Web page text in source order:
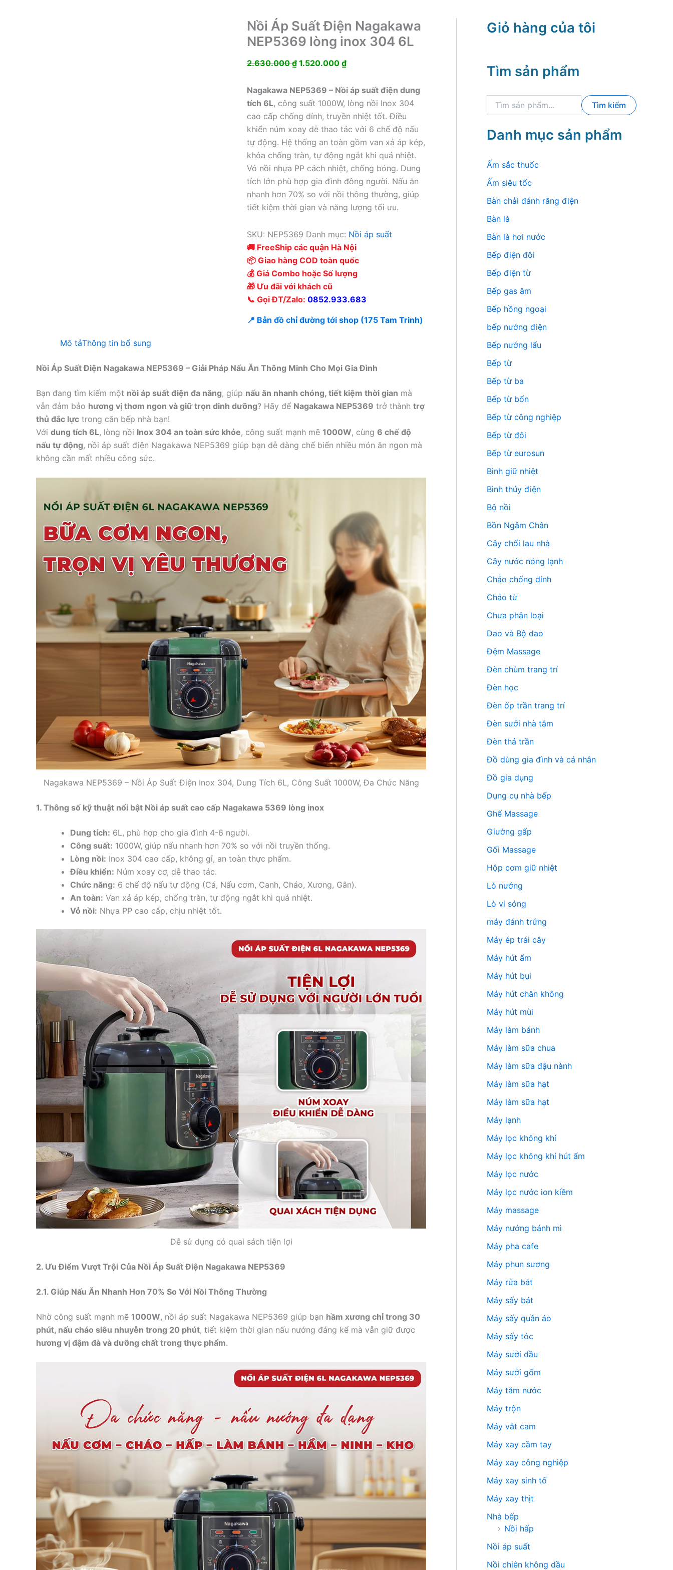
Nồi Áp Suất Điện Nagakawa
NEP5369 lòng inox 304 6L
2.630.000₫ Giá
là:
2.630.000 ₫.
1.520.000 ₫Giá
tại
là:
1.520.000 ₫.
Nagakawa NEP5369 – Nồi áp suất điện dung
tích 6L, công suất 1000W, lòng nồi Inox 304
cao cấp chống dính, truyền nhiệt tốt. Điều
khiển núm xoay dễ thao tác với 6 chế độ nấu
tự động. Hệ thống an toàn gồm van xả áp kép,
khóa chống tràn, tự động ngắt khi quá nhiệt.
Vỏ nồi nhựa PP cách nhiệt, chống bỏng. Dung
tích lớn phù hợp gia đình đông người. Nấu ăn
nhanh hơn 70% so với nồi thông thường, giúp
tiết kiệm thời gian và năng lượng tối ưu.
SKU: NEP5369 Danh mục: Nồi áp suất
🚚 FreeShip các quận Hà Nội
📦 Giao hàng COD toàn quốc
💰 Giá Combo hoặc Số lượng
🎁 Ưu đãi với khách cũ
📞 Gọi ĐT/Zalo: 0852.933.683
📍 Bản đồ chỉ đường tới shop (175 Tam Trinh)
Mô tảThông tin bổ sung
Nồi Áp Suất Điện Nagakawa NEP5369 – Giải Pháp Nấu Ăn Thông Minh Cho Mọi Gia Đình
Bạn đang tìm kiếm một nồi áp suất điện đa năng, giúp nấu ăn nhanh chóng, tiết kiệm thời gian mà
vẫn đảm bảo hương vị thơm ngon và giữ trọn dinh dưỡng? Hãy để Nagakawa NEP5369 trở thành trợ
thủ đắc lực trong căn bếp nhà bạn!
Với dung tích 6L, lòng nồi Inox 304 an toàn sức khỏe, công suất mạnh mẽ 1000W, cùng 6 chế độ
nấu tự động, nồi áp suất điện Nagakawa NEP5369 giúp bạn dễ dàng chế biến nhiều món ăn ngon mà
không cần mất nhiều công sức.
Nagakawa NEP5369 – Nồi Áp Suất Điện Inox 304, Dung Tích 6L, Công Suất 1000W, Đa Chức Năng
1. Thông số kỹ thuật nổi bật Nồi áp suất cao cấp Nagakawa 5369 lòng inox
Dung tích: 6L, phù hợp cho gia đình 4-6 người.
Công suất: 1000W, giúp nấu nhanh hơn 70% so với nồi truyền thống.
Lòng nồi: Inox 304 cao cấp, không gỉ, an toàn thực phẩm.
Điều khiển: Núm xoay cơ, dễ thao tác.
Chức năng: 6 chế độ nấu tự động (Cá, Nấu cơm, Canh, Cháo, Xương, Gân).
An toàn: Van xả áp kép, chống tràn, tự động ngắt khi quá nhiệt.
Vỏ nồi: Nhựa PP cao cấp, chịu nhiệt tốt.
Dễ sử dụng có quai sách tiện lợi
2. Ưu Điểm Vượt Trội Của Nồi Áp Suất Điện Nagakawa NEP5369
2.1. Giúp Nấu Ăn Nhanh Hơn 70% So Với Nồi Thông Thường
Nhờ công suất mạnh mẽ 1000W, nồi áp suất Nagakawa NEP5369 giúp bạn hầm xương chỉ trong 30
phút, nấu cháo siêu nhuyễn trong 20 phút, tiết kiệm thời gian nấu nướng đáng kể mà vẫn giữ được
hương vị đậm đà và dưỡng chất trong thực phẩm.
Giỏ hàng của tôi
Tìm sản phẩm
k
m
:
Tìm kiếm
Danh mục sản phẩm
Ấm sắc thuốc
Ấm siêu tốc
Bàn chải đánh răng điện
Bàn là
Bàn là hơi nước
Bếp điện đôi
Bếp điện từ
Bếp gas âm
Bếp hồng ngoại
bếp nướng điện
Bếp nướng lẩu
Bếp từ
Bếp từ ba
Bếp từ bốn
Bếp từ công nghiệp
Bếp từ đôi
Bếp từ eurosun
Bình giữ nhiệt
Bình thủy điện
Bộ nồi
Bồn Ngâm Chân
Cây chổi lau nhà
Cây nước nóng lạnh
Chảo chống dính
Chảo từ
Chưa phân loại
Dao và Bộ dao
Đệm Massage
Đèn chùm trang trí
Đèn học
Đèn ốp trần trang trí
Đèn sưởi nhà tắm
Đèn thả trần
Đồ dùng gia đình và cá nhân
Đồ gia dụng
Dụng cụ nhà bếp
Ghế Massage
Giường gấp
Gối Massage
Hộp cơm giữ nhiệt
Lò nướng
Lò vi sóng
máy đánh trứng
Máy ép trái cây
Máy hút ẩm
Máy hút bụi
Máy hút chân không
Máy hút mùi
Máy làm bánh
Máy làm sữa chua
Máy làm sữa đậu nành
Máy làm sữa hạt
Máy làm sữa hạt
Máy lạnh
Máy lọc không khí
Máy lọc không khí hút ẩm
Máy lọc nước
Máy lọc nước ion kiềm
Máy massage
Máy nướng bánh mì
Máy pha cafe
Máy phun sương
Máy rửa bát
Máy sấy bát
Máy sấy quần áo
Máy sấy tóc
Máy sưởi dầu
Máy sưởi gốm
Máy tăm nước
Máy trộn
Máy vắt cam
Máy xay cầm tay
Máy xay công nghiệp
Máy xay sinh tố
Máy xay thịt
Nhà bếp
Nồi hấp
Nồi áp suất
Nồi chiên không dầu